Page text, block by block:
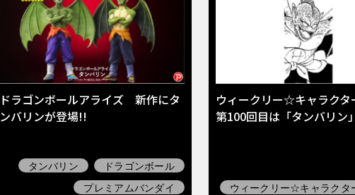
ドラゴンボールアライズ 新作にタ
ンバリンが登場!!
タンバリン
ドラゴンボール
プレミアムバンダイ
ウィークリー☆キャラクタ
第100回目は「タンバリン
ウィークリー☆キャラクタ